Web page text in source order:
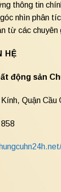
thông tin
nhìn phân
từ các chuyên
HỆ
động sản
Quận Cầu